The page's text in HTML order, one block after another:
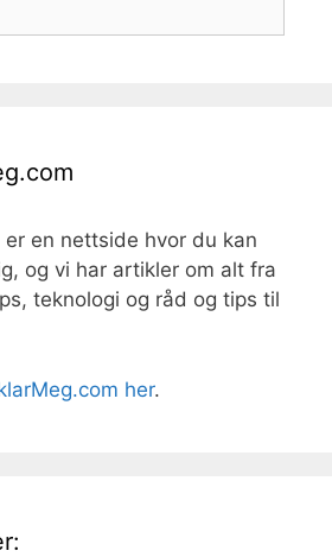
er en nettside hvor du kan
og vi har artikler om alt fra
teknologi og råd og tips til
her.